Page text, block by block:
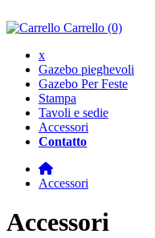
Carrello (0)
x
Gazebo pieghevoli
Gazebo Per Feste
Stampa
Tavoli e sedie
Accessori
Contatto
Accessori
Accessori